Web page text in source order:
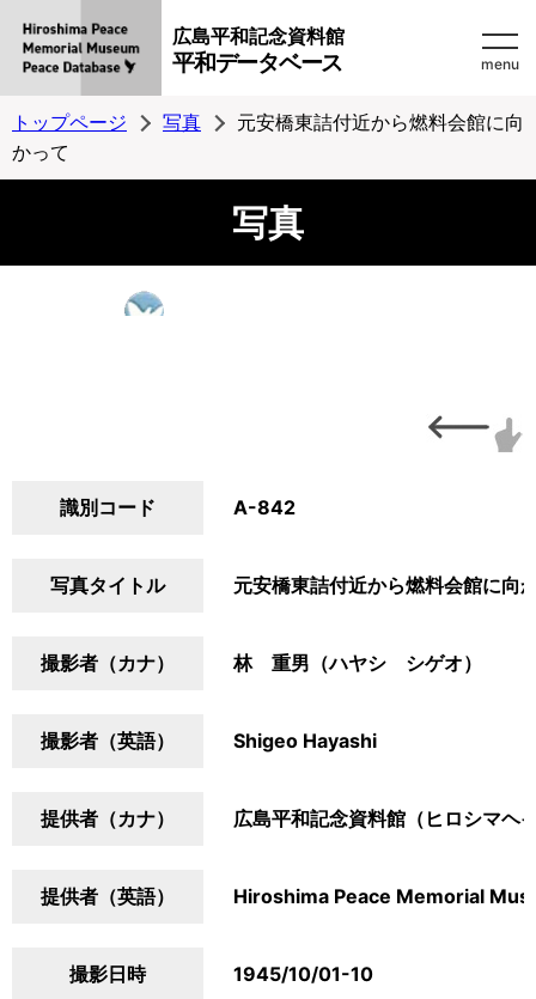
広島平和記念資料館
平和データベース menu
トップページ 写真
元安橋東詰付近から燃料会館に向
かって
写真
識別コード A-842
写真タイトル 元安橋東詰付近から燃料会館に向
撮影者（カナ） 林 重男（ハヤシ シゲオ）
撮影者（英語） Shigeo Hayashi
提供者（カナ） 広島平和記念資料館（ヒロシマヘ
提供者（英語） Hiroshima Peace Memorial
撮影日時 1945/10/01-10